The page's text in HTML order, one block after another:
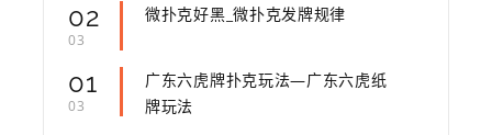
02
03
微扑克好黑_微扑克发牌规律
01
03
广东六虎牌扑克玩法—广东六虎纸
牌玩法